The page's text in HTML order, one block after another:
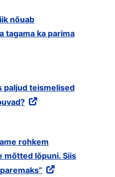
nõuab
tagama ka parima
paljud teismelised
rohkem
mõtted lõpuni. Siis